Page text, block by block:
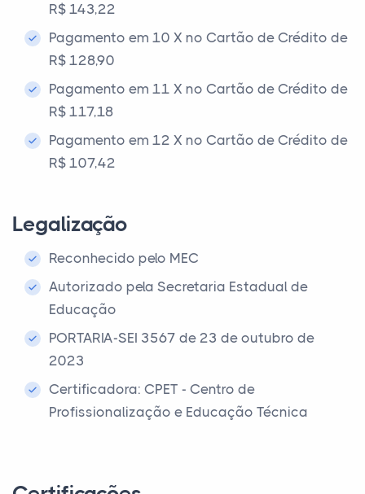
R$ 143,22
Pagamento em 10 X no Cartão de Crédito de
R$ 128,90
Pagamento em 11 X no Cartão de Crédito de
R$ 117,18
Pagamento em 12 X no Cartão de Crédito de
R$ 107,42
Legalização
Reconhecido pelo MEC
Autorizado pela Secretaria Estadual de
Educação
PORTARIA-SEI 3567 de 23 de outubro de
2023
Certificadora: CPET - Centro de
Profissionalização e Educação Técnica